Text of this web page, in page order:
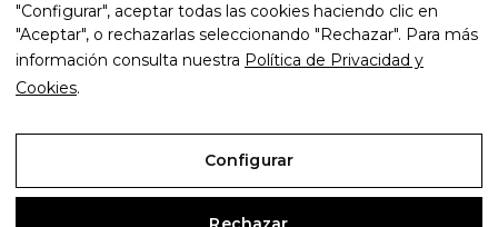
Trabajos con resina epoxi
Trabajos con pintura ecológica
Mantenimiento y rehabilitación de infraestructuras
"Configurar", aceptar todas las cookies haciendo clic en
"Aceptar", o rechazarlas seleccionando "Rechazar". Para más
información consulta nuestra Política de Privacidad y
Cookies.
Configurar
Aviso Legal